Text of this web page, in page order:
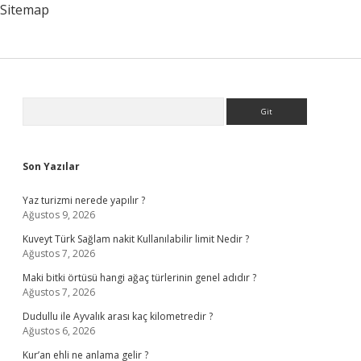
Sitemap
Son Yazılar
Yaz turizmi nerede yapılır ?
Ağustos 9, 2026
Kuveyt Türk Sağlam nakit Kullanılabilir limit Nedir ?
Ağustos 7, 2026
Maki bitki örtüsü hangi ağaç türlerinin genel adıdır ?
Ağustos 7, 2026
Dudullu ile Ayvalık arası kaç kilometredir ?
Ağustos 6, 2026
Kur’an ehli ne anlama gelir ?